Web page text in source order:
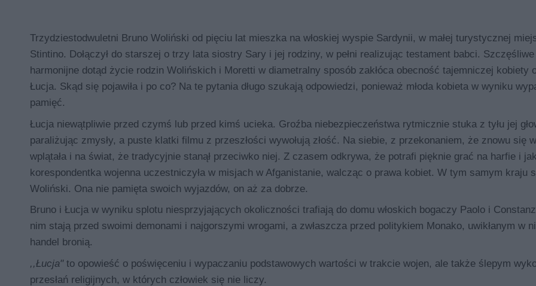
Trzydziestodwuletni Bruno Woliński od pięciu lat mieszka na włoskiej wyspie Sardynii, w małej turystycznej
Stintino. Dołączył do starszej o trzy lata siostry Sary i jej rodziny, w pełni realizując testament babci. Szczęśliwe
harmonijne dotąd życie rodzin Wolińskich i Moretti w diametralny sposób zakłóca obecność tajemniczej kobiety
Łucja. Skąd się pojawiła i po co? Na te pytania długo szukają odpowiedzi, ponieważ młoda kobieta w wyniku
pamięć.
Łucja niewątpliwie przed czymś lub przed kimś ucieka. Groźba niebezpieczeństwa rytmicznie stuka z tyłu jej
paraliżując zmysły, a puste klatki filmu z przeszłości wywołują złość. Na siebie, z przekonaniem, że znowu się
wplątała i na świat, że tradycyjnie stanął przeciwko niej. Z czasem odkrywa, że potrafi pięknie grać na harfie i
korespondentka wojenna uczestniczyła w misjach w Afganistanie, walcząc o prawa kobiet. W tym samym kraju
Woliński. Ona nie pamięta swoich wyjazdów, on aż za dobrze.
Bruno i Łucja w wyniku splotu niesprzyjających okoliczności trafiają do domu włoskich bogaczy Paolo i
nim stają przed swoimi demonami i najgorszymi wrogami, a zwłaszcza przed politykiem Monako, uwikłanym w
handel bronią.
,,Łucja"to opowieść o poświęceniu i wypaczaniu podstawowych wartości w trakcie wojen, ale także ślepym
przesłań religijnych, w których człowiek się nie liczy.